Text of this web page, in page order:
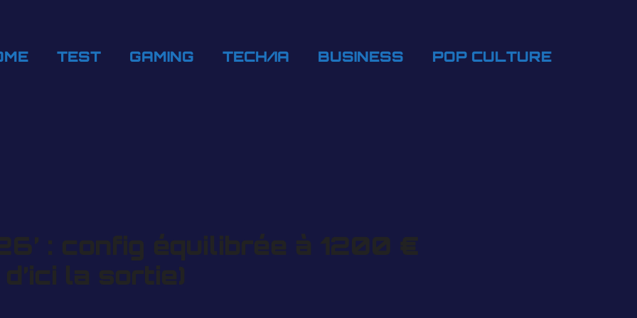
TEST GAMING TECH/IA BUSINESS POP CULTURE
: config équilibrée à 1200 €
la sortie)